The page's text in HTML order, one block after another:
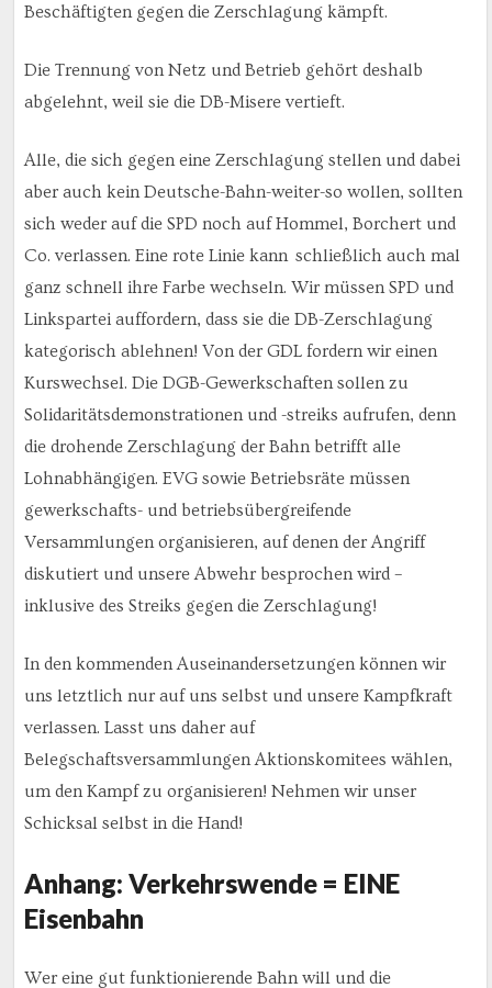
Beschäftigten gegen die Zerschlagung kämpft.
Die Trennung von Netz und Betrieb gehört deshalb
abgelehnt, weil sie die DB-Misere vertieft.
Alle, die sich gegen eine Zerschlagung stellen und dabei
aber auch kein Deutsche-Bahn-weiter-so wollen, sollten
sich weder auf die SPD noch auf Hommel, Borchert und
Co. verlassen. Eine rote Linie kann schließlich auch mal
ganz schnell ihre Farbe wechseln. Wir müssen SPD und
Linkspartei auffordern, dass sie die DB-Zerschlagung
kategorisch ablehnen! Von der GDL fordern wir einen
Kurswechsel. Die DGB-Gewerkschaften sollen zu
Solidaritätsdemonstrationen und -streiks aufrufen, denn
die drohende Zerschlagung der Bahn betrifft alle
Lohnabhängigen. EVG sowie Betriebsräte müssen
gewerkschafts- und betriebsübergreifende
Versammlungen organisieren, auf denen der Angriff
diskutiert und unsere Abwehr besprochen wird –
inklusive des Streiks gegen die Zerschlagung!
In den kommenden Auseinandersetzungen können wir
uns letztlich nur auf uns selbst und unsere Kampfkraft
verlassen. Lasst uns daher auf
Belegschaftsversammlungen Aktionskomitees wählen,
um den Kampf zu organisieren! Nehmen wir unser
Schicksal selbst in die Hand!
Anhang: Verkehrswende = EINE
Eisenbahn
Wer eine gut funktionierende Bahn will und die